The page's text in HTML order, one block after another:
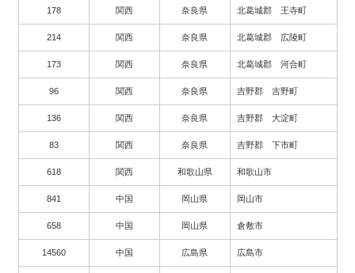
178 関西 奈良県 北葛城郡 王寺町
214 関西 奈良県 北葛城郡 広陵町
173 関西 奈良県 北葛城郡 河合町
96 関西 奈良県 吉野郡 吉野町
136 関西 奈良県 吉野郡 大淀町
83 関西 奈良県 吉野郡 下市町
618 関西 和歌山県 和歌山市
841 中国 岡山県 岡山市
658 中国 岡山県 倉敷市
14560 中国 広島県 広島市